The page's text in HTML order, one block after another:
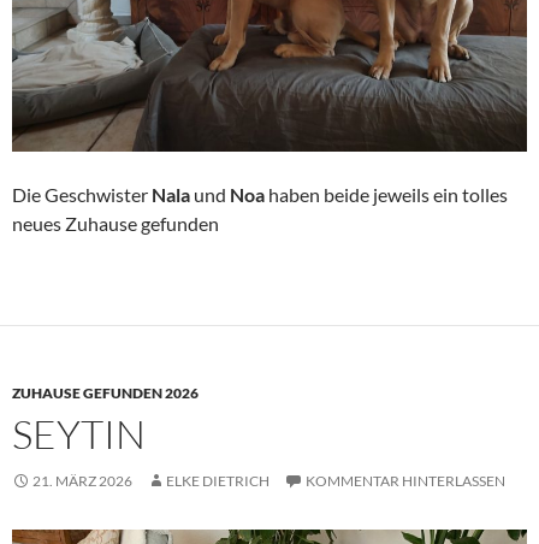
Die Geschwister Nala und Noa haben beide jeweils ein tolles
neues Zuhause gefunden
ZUHAUSE GEFUNDEN 2026
SEYTIN
21. MÄRZ 2026 ELKE DIETRICH KOMMENTAR HINTERLASSEN